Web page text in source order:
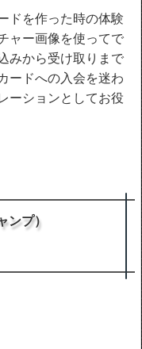
ドを作った時の体験
ャー画像を使ってで
みから受け取りまで
ードへの入会を迷わ
ーションとしてお役
ンプ）